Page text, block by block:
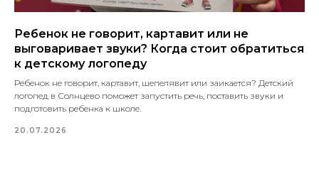
Ребенок не говорит, картавит или не
выговаривает звуки? Когда стоит обратиться
к детскому логопеду
Ребенок не говорит, картавит, шепелявит или заикается? Детский
логопед в Солнцево поможет запустить речь, поставить звуки и
подготовить ребенка к школе.
20.07.2026